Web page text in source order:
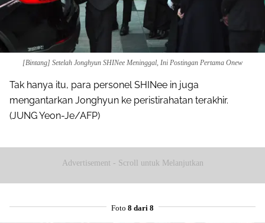
[Bintang] Setelah Jonghyun SHINee Meninggal, Ini Postingan Pertama Onew
Tak hanya itu, para personel SHINee in juga
mengantarkan Jonghyun ke peristirahatan terakhir.
(JUNG Yeon-Je/AFP)
Advertisement - Scroll untuk Melanjutkan
Foto 8 dari 8